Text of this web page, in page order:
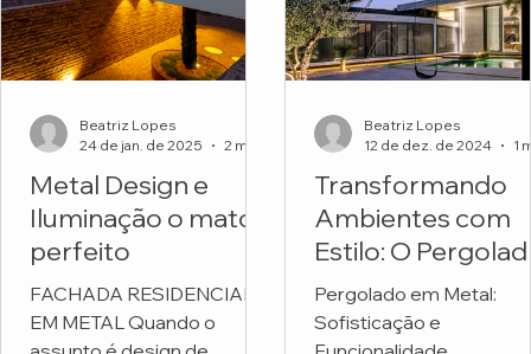
Metal Design e
Iluminação o match
perfeito
FACHADA RESIDENCIAL
EM METAL Quando o
Beatriz Lopes
24 de jan. de 2025
Transformando
Ambientes com
Estilo: O
em Metal
Personalizado da
Pergolado em Metal:
Sofisticação e
Beatriz Lopes
12 de dez. de 2024